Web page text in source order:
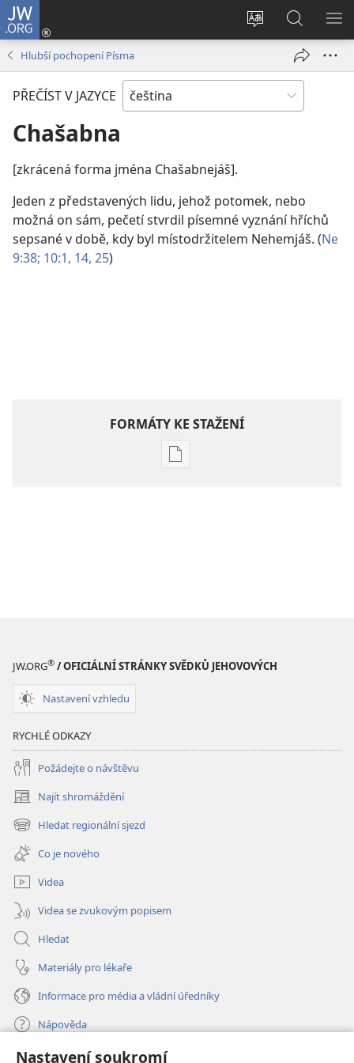
Nastavení soukromí
JW.ORG
Změnit
stránek
Přihlásit
se
okno)
Hledat
na
JW.ORG
Hlubší pochopení Písma
PŘEČÍST V JAZYCE
Chašabna
[zkrácená forma jména Chašabnejáš].
Jeden z představených lidu, jehož potomek, nebo
možná on sám, pečetí stvrdil písemné vyznání hříchů
sepsané v době, kdy byl místodržitelem Nehemjáš. (Ne
9:38; 10:1, 14, 25)
FORMÁTY KE STAŽENÍ
Formáty
JW.ORG® / OFICIÁLNÍ STRÁNKY SVĚDKŮ JEHOVOVÝCH
Nastavení vzhledu
RYCHLÉ ODKAZY
Požádejte o návštěvu
Najít shromáždění
(otevřeno
nové
okno)
Hledat regionální sjezd
(otevřeno
nové
okno)
Co je nového
Videa
Videa se zvukovým popisem
Hledat
Materiály pro lékaře
Informace pro média a vládní úředníky
Nápověda